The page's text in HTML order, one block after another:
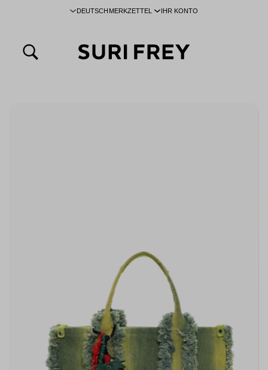
springen DEUTSCH MERKZETTEL IHR KONTO